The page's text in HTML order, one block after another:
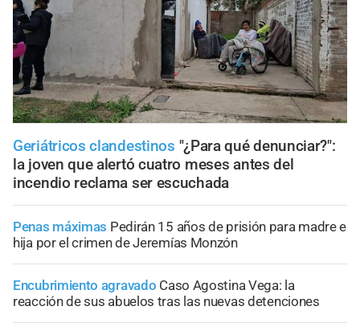
Geriátricos clandestinos "¿Para qué denunciar?":
la joven que alertó cuatro meses antes del
incendio reclama ser escuchada
Penas máximas Pedirán 15 años de prisión para madre e
hija por el crimen de Jeremías Monzón
Encubrimiento agravado Caso Agostina Vega: la
reacción de sus abuelos tras las nuevas detenciones